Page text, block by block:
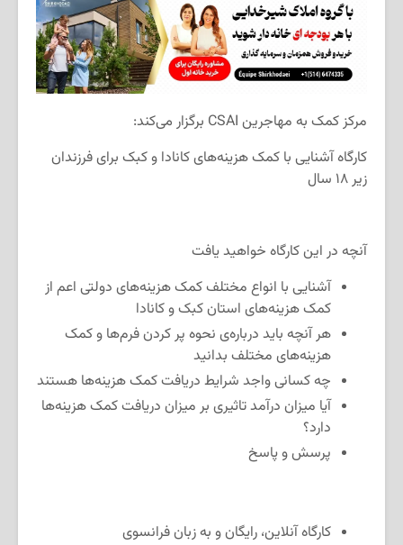
مرکز کمک به مهاجرین CSAI برگزار می‌کند:
کارگاه آشنایی با کمک هزینه‌های کانادا و کبک برای فرزندان
زیر ۱۸ سال
آنچه در این کارگاه خواهید یافت
آشنایی با انواع مختلف کمک هزینه‌های دولتی اعم از
کمک‌ هزینه‌های استان کبک و کانادا
هر آنچه باید درباره‌ی نحوه پر کردن فرم‌ها و کمک
هزینه‌های مختلف بدانید
چه کسانی واجد شرایط دریافت کمک هزینه‌ها هستند
آیا میزان درآمد تاثیری بر میزان دریافت کمک هزینه‌ها
دارد؟
پرسش و پاسخ
کارگاه آنلاین، رایگان و به زبان فرانسوی